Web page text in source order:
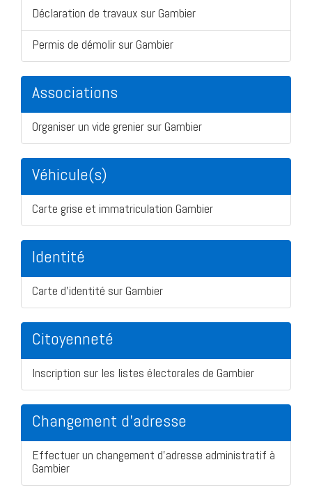
Déclaration de travaux sur Gambier
Permis de démolir sur Gambier
Associations
Organiser un vide grenier sur Gambier
Véhicule(s)
Carte grise et immatriculation Gambier
Identité
Carte d'identité sur Gambier
Citoyenneté
Inscription sur les listes électorales de Gambier
Changement d'adresse
Effectuer un changement d'adresse administratif à
Gambier